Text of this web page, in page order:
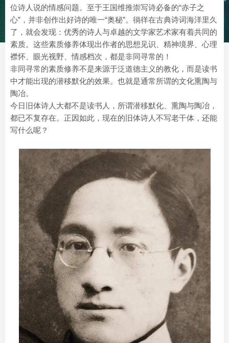
位诗人说的情感问题。至于王国维推崇写诗必备的“赤子之
心”，并非创作出好诗的唯一“奥秘”。徜徉在古典诗词海洋里久
了，就会发现：优秀的诗人与卓越的文学家艺术家有着共同的
素质。这些素质修养体现出作者的思想见识、精神境界、心理
襟怀、眼光视野、情感档次，都是非同寻常的！
非同寻常的素质修养不是来源于泛道德主义的教化，而是读书
中才能出现的潜移默化的效果。也就是通常所谓的文化熏陶与
陶冶。
今日旧体诗人大都不是读书人，所谓潜移默化、熏陶与陶冶，
都已不复存在。正因如此，现在的旧体诗人不写老干体，还能
写什么呢？